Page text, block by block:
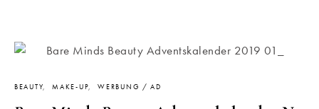
BEAUTY MAKE-UP WERBUNG / AD